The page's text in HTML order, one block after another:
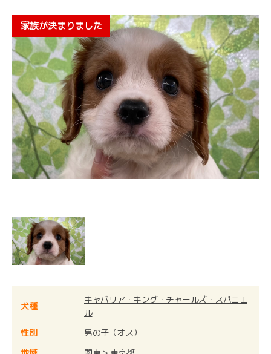
犬種
キャバリア・キング・チャールズ・スパニエ
ル
性別
男の子（オス）